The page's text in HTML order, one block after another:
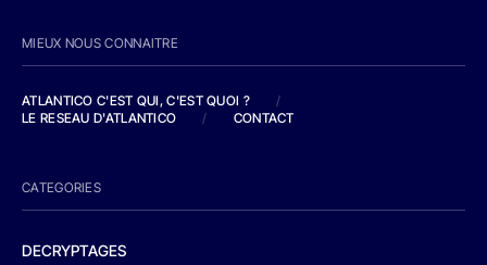
MIEUX NOUS CONNAITRE
ATLANTICO C'EST QUI, C'EST QUOI ?
/
LE RESEAU D'ATLANTICO
/ CONTACT
CATEGORIES
DECRYPTAGES